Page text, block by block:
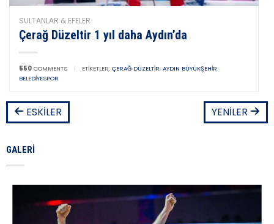
SULTANLAR & EFELER
Çerağ Düzeltir 1 yıl daha Aydın’da
550 COMMENTS | ETIKETLER: ÇERAĞ DÜZELTIR, AYDIN BÜYÜKŞEHIR
BELEDIYESPOR
ESKILER YENILER
GALERI